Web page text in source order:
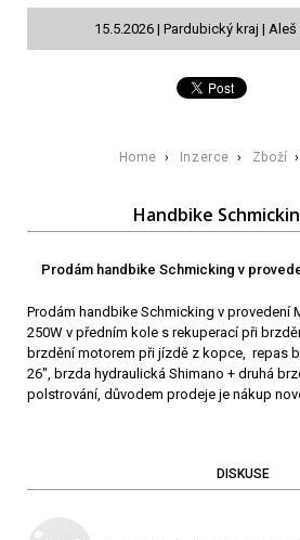
15.5.2026 | Pardubický kraj |
Home › Inzerce › Zboží
Handbike
Prodám handbike Schmicking v
Prodám handbike Schmicking v provedení
250W v předním kole s rekuperací při
brzdění motorem při jízdě z kopce, repas
26", brzda hydraulická Shimano + druhá
polstrování, důvodem prodeje je nákup
DISKUSE